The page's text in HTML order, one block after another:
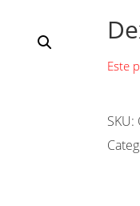
Este
SKU: